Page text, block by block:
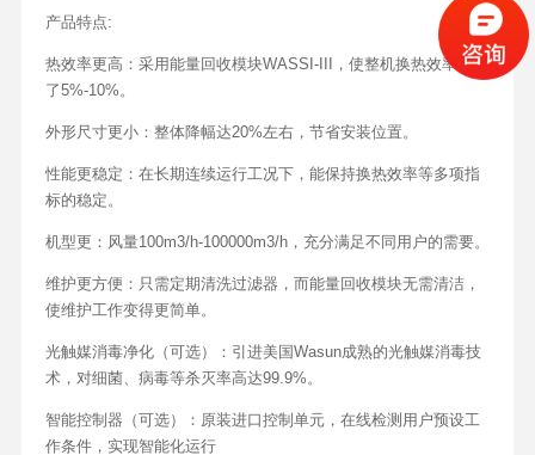
产品特点:
热效率更高：采用能量回收模块WASSI-III，使整机换热效率提高
了5%-10%。
外形尺寸更小：整体降幅达20%左右，节省安装位置。
性能更稳定：在长期连续运行工况下，能保持换热效率等多项指
标的稳定。
机型更：风量100m3/h-100000m3/h，充分满足不同用户的需要。
维护更方便：只需定期清洗过滤器，而能量回收模块无需清洁，
使维护工作变得更简单。
光触媒消毒净化（可选）：引进美国Wasun成熟的光触媒消毒技
术，对细菌、病毒等杀灭率高达99.9%。
智能控制器（可选）：原装进口控制单元，在线检测用户预设工
作条件，实现智能化运行